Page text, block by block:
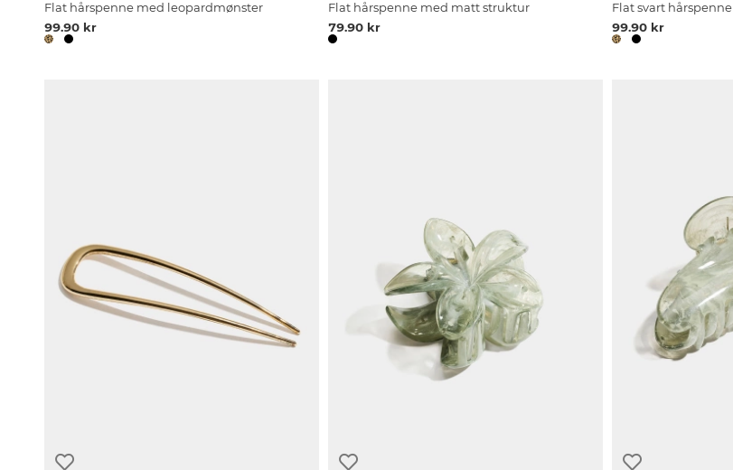
Flat hårspenne med leopardmønster
99.90 kr
Flat hårspenne med matt struktur
79.90 kr
Flat svart hårspenne
99.90 kr